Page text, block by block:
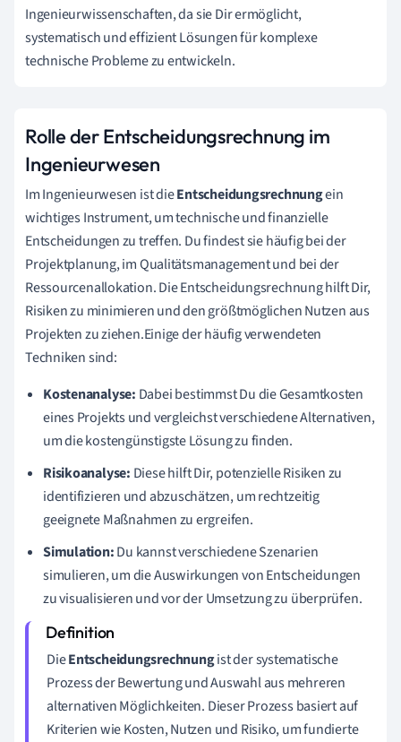
Ingenieurwissenschaften, da sie Dir ermöglicht,
systematisch und effizient Lösungen für komplexe
technische Probleme zu entwickeln.
Rolle der Entscheidungsrechnung im
Ingenieurwesen
Im Ingenieurwesen ist dieEntscheidungsrechnungein
wichtiges Instrument, um technische und finanzielle
Entscheidungen zu treffen. Du findest sie häufig bei der
Projektplanung, im Qualitätsmanagement und bei der
Ressourcenallokation. Die Entscheidungsrechnung hilft Dir,
Risiken zu minimieren und den größtmöglichen Nutzen aus
Projekten zu ziehen.Einige der häufig verwendeten
Techniken sind:
Kostenanalyse: Dabei bestimmst Du die Gesamtkosten
eines Projekts und vergleichst verschiedene Alternativen,
um die kostengünstigste Lösung zu finden.
Risikoanalyse: Diese hilft Dir, potenzielle Risiken zu
identifizieren und abzuschätzen, um rechtzeitig
geeignete Maßnahmen zu ergreifen.
Simulation:Du kannst verschiedene Szenarien
simulieren, um die Auswirkungen von Entscheidungen
zu visualisieren und vor der Umsetzung zu überprüfen.
DieEntscheidungsrechnungist der systematische
Prozess der Bewertung und Auswahl aus mehreren
alternativen Möglichkeiten. Dieser Prozess basiert auf
Kriterien wie Kosten, Nutzen und Risiko, um fundierte